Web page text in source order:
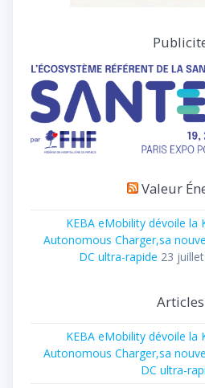
Valeur
KEBA eMobility dévoile la
Autonomous Charger,sa
DC ultra-rapide 23
Articles
KEBA eMobility dévoile la
Autonomous Charger,sa
DC ultra-